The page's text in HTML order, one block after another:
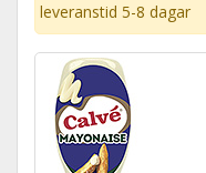
leveranstid 5-8 dagar